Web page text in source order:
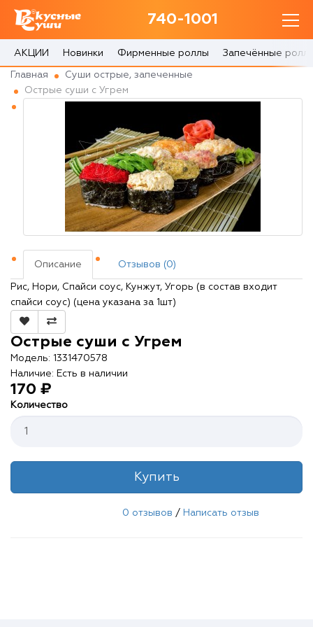
740-1001
740-1001
с 10:00 до 22:30
0 товаров
0 ₽
Главная
Акции
О доставке
Блог
Войти
АКЦИИ Новинки Фирменные роллы Запечённые
Главная
Суши острые, запеченные
Острые суши с Угрем
Описание Отзывов (0)
Рис, Нори, Спайси соус, Кунжут, Угорь (в состав входит
спайси соус) (цена указана за 1шт)
Острые суши с Угрем
Модель: 1331470578
Наличие: Есть в наличии
170 ₽
Количество
Купить
0 отзывов / Написать отзыв